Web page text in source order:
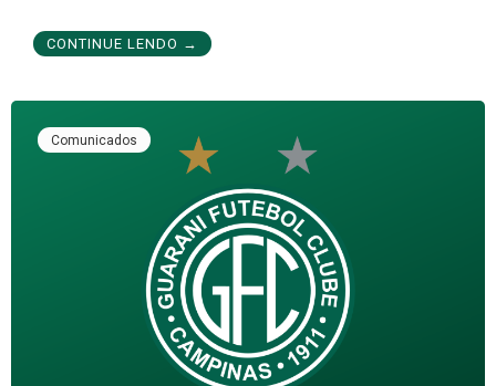
CONTINUE LENDO →
Comunicados